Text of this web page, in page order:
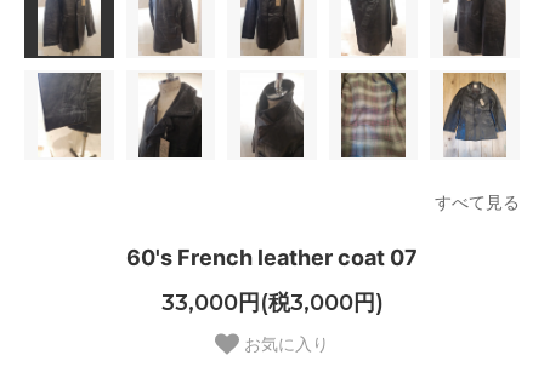
すべて見る
60's French leather coat 07
33,000円(税3,000円)
お気に入り